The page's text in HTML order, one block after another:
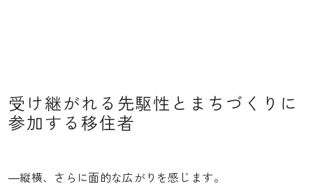
受け継がれる先駆性とまちづくりに
参加する移住者
―縦横、さらに面的な広がりを感じます。